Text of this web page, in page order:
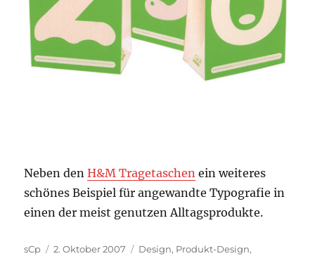
Neben denH&M Tragetaschen ein weiteres
schönes Beispiel für angewandte Typografie in
einen der meist genutzen Alltagsprodukte.
Autor
sCp
Veröffentlicht
2. Oktober 2007 Kategorien
Design, Produkt-Design,